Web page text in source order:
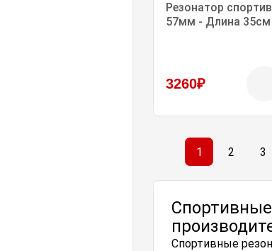
Резонатор
57мм - Длина 35см
3260₽
1 2 3
Спортивные